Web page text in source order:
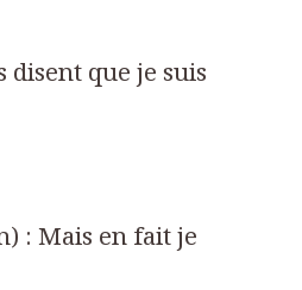
disent que je suis
: Mais en fait je